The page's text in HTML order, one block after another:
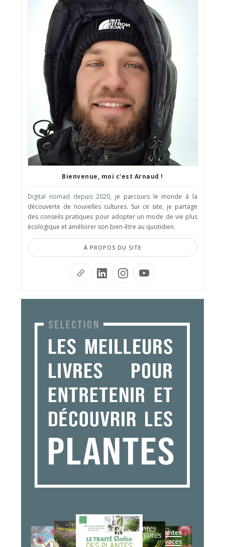
Bienvenue, moi c'est Arnaud !
Digital nomad depuis 2020, je parcours le monde à la
découverte de nouvelles cultures. Sur ce site, je partage
des conseils pratiques pour adopter un mode de vie plus
écologique et améliorer son bien-être au quotidien.
À PROPOS DU SITE